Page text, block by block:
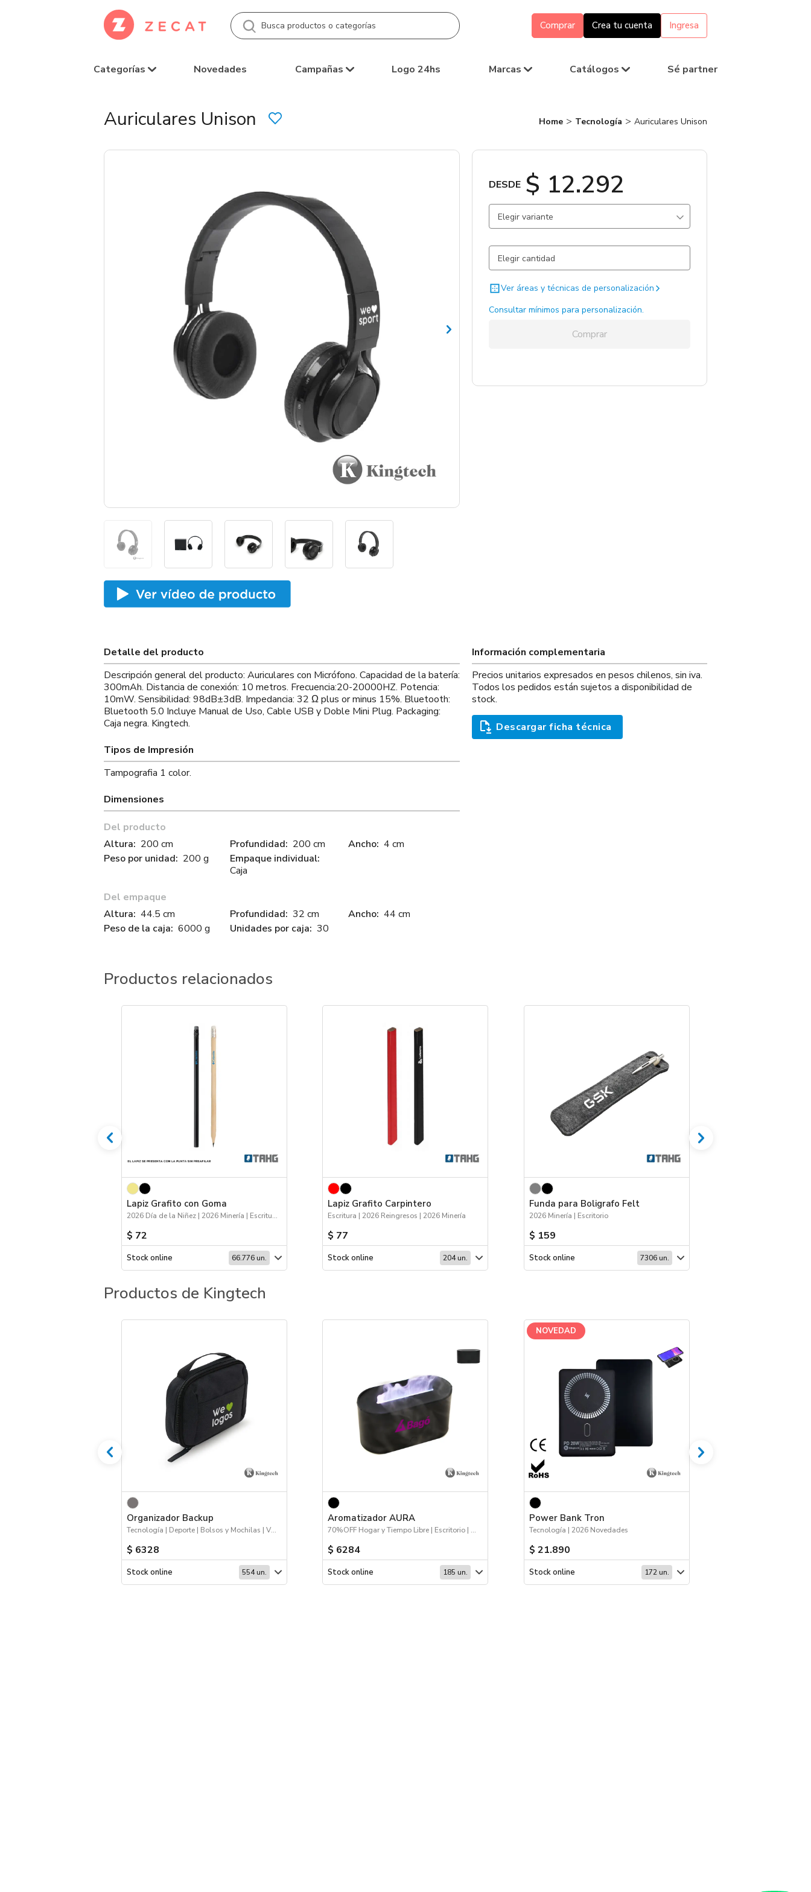
Comprar Crea tu cuenta Ingresa
Categorías Novedades Campañas Logo 24hs Marcas Catálogos Sé partner
Auriculares Unison Home Tecnología Auriculares Unison
DESDE $ 12.292
Elegir variante
Negro / Negro / . 945 un.
Ver áreas y técnicas de personalización
Consultar mínimos para personalización.
Comprar
Detalle del producto
Descripción general del producto: Auriculares con Micrófono. Capacidad de la batería:
300mAh. Distancia de conexión: 10 metros. Frecuencia:20-20000HZ. Potencia:
10mW. Sensibilidad: 98dB±3dB. Impedancia: 32 Ω plus or minus 15%. Bluetooth:
Bluetooth 5.0 Incluye Manual de Uso, Cable USB y Doble Mini Plug. Packaging:
Caja negra. Kingtech.
Tipos de Impresión
Tampografia 1 color.
Dimensiones
Del producto
Altura: 200 cm
Peso por unidad: 200 g
Profundidad: 200 cm
Empaque individual:
Caja
Ancho: 4 cm
Del empaque
Altura: 44.5 cm
Peso de la caja: 6000 g
Profundidad: 32 cm
Unidades por caja: 30
Ancho: 44 cm
Información complementaria
Precios unitarios expresados en pesos chilenos, sin iva.
Todos los pedidos están sujetos a disponibilidad de
stock.
Descargar ficha técnica
Productos relacionados
Lapiz Grafito con Goma
2026 Día de la Niñez | 2026 Minería | Escritura
$ 72
Stock online 66.776 un.
Lapiz Grafito Carpintero
Escritura | 2026 Reingresos | 2026 Minería
$ 77
Stock online 204 un.
Funda para Boligrafo Felt
2026 Minería | Escritorio
$ 159
Stock online 7306 un.
Productos de Kingtech
Organizador Backup
Tecnología | Deporte | Bolsos y Mochilas | Viajes
$ 6328
Stock online 554 un.
Aromatizador AURA
70%OFF Hogar y Tiempo Libre | Escritorio | Hogar y Tiempo Libre
$ 6284
Stock online 185 un.
NOVEDAD
Power Bank Tron
Tecnología | 2026 Novedades
$ 21.890
Stock online 172 un.